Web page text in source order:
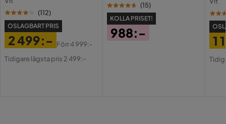
(112)
OSLAGBART PRIS
Pris
2 499:-
Original
Förr4 999:-
Tidigare lägsta pris 2 499:-
(15)
KOLLA PRISET!
988:-
1